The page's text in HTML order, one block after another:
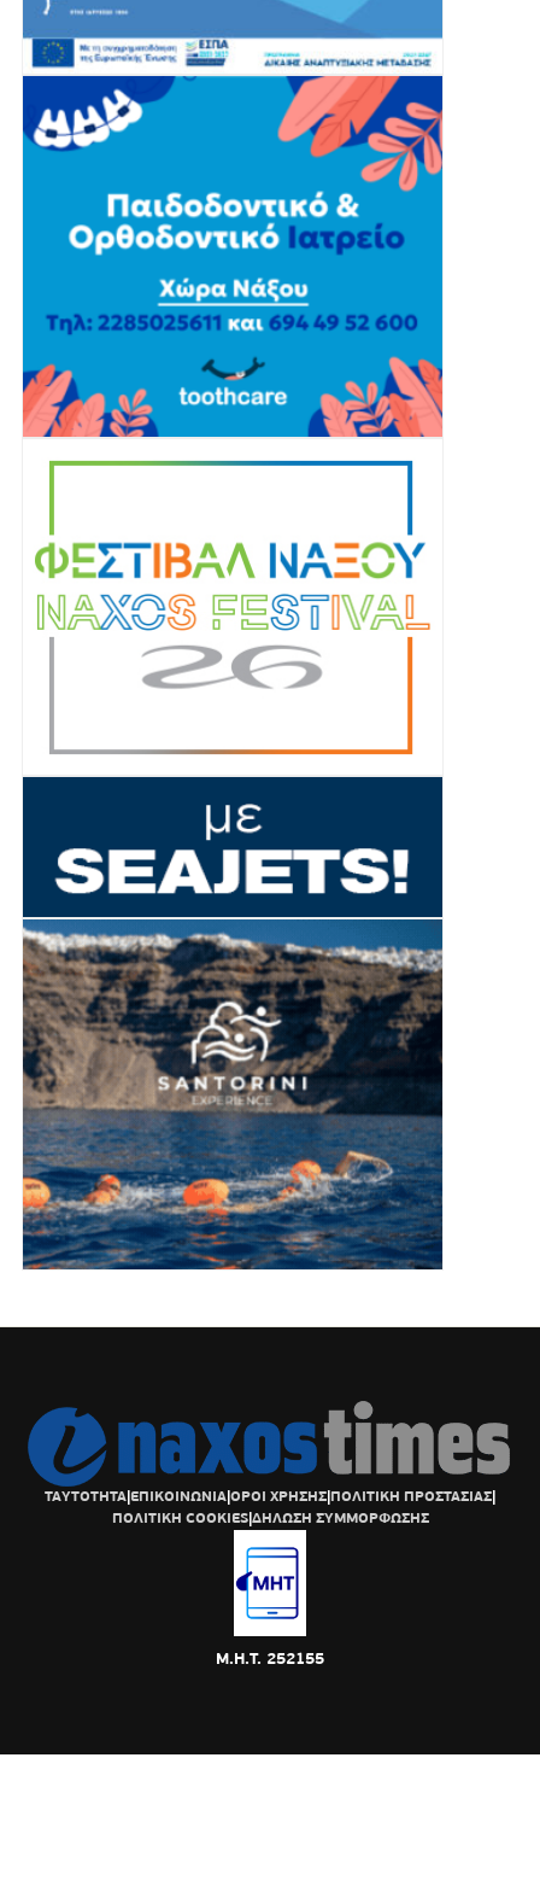
ΤΑΥΤΟΤΗΤΑ|ΕΠΙΚΟΙΝΩΝΙΑ|ΟΡΟΙ ΧΡΗΣΗΣ|ΠΟΛΙΤΙΚΗ ΠΡΟΣΤΑΣΙΑΣ|
ΠΟΛΙΤΙΚΗ COOKIES|ΔΗΛΩΣΗ ΣΥΜΜΟΡΦΩΣΗΣ
Μ.Η.Τ. 252155